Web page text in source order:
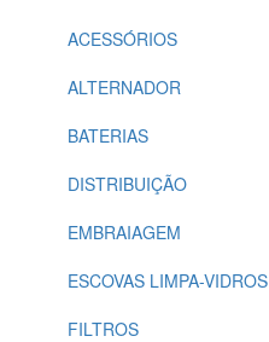
ACESSÓRIOS
ALTERNADOR
BATERIAS
DISTRIBUIÇÃO
EMBRAIAGEM
ESCOVAS LIMPA-VIDROS
FILTROS